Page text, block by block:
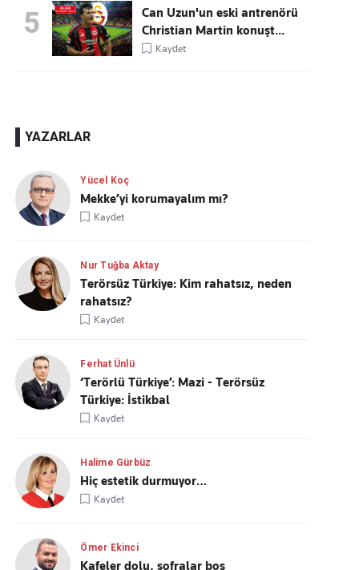
5
Can Uzun'un eski antrenörü
Christian Martin konuşt...
Kaydet
YAZARLAR
Yücel Koç
Mekke’yi korumayalım mı?
Kaydet
Nur Tuğba Aktay
Terörsüz Türkiye: Kim rahatsız, neden
rahatsız?
Kaydet
Ferhat Ünlü
‘Terörlü Türkiye’: Mazi - Terörsüz
Türkiye: İstikbal
Kaydet
Halime Gürbüz
Hiç estetik durmuyor…
Kaydet
Ömer Ekinci
Kafeler dolu, sofralar boş